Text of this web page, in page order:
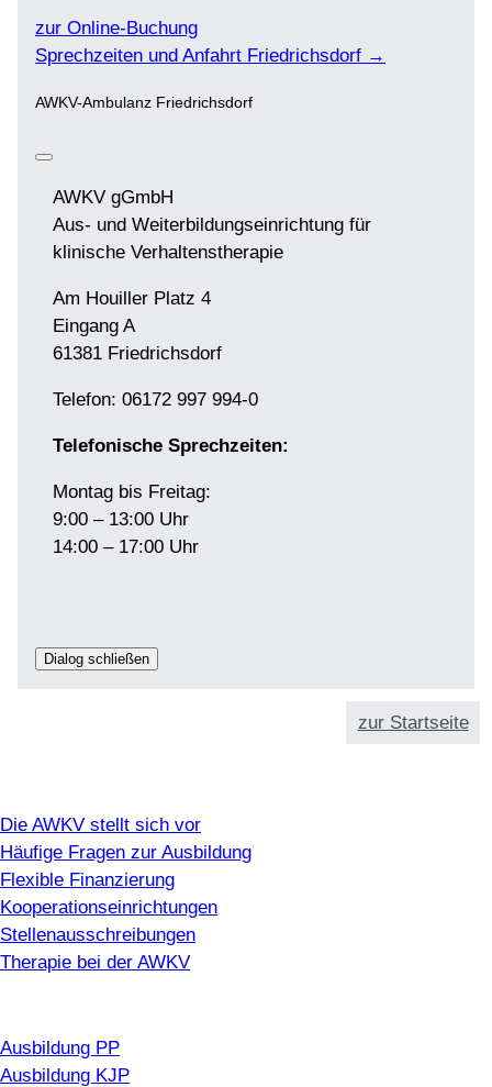
zur Online-Buchung
Sprechzeiten und Anfahrt Friedrichsdorf →
AWKV-Ambulanz Friedrichsdorf
AWKV gGmbH
Aus- und Weiterbildungseinrichtung für
klinische Verhaltenstherapie
Am Houiller Platz 4
Eingang A
61381 Friedrichsdorf
Telefon: 06172 997 994-0
Telefonische Sprechzeiten:
Montag bis Freitag:
9:00 – 13:00 Uhr
14:00 – 17:00 Uhr
Dialog schließen
zur Startseite
Die AWKV stellt sich vor
Häufige Fragen zur Ausbildung
Flexible Finanzierung
Kooperationseinrichtungen
Stellenausschreibungen
Therapie bei der AWKV
Ausbildung PP
Ausbildung KJP